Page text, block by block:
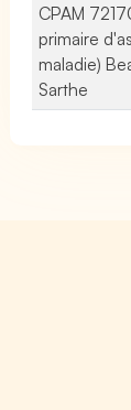
CPAM
primaire
maladie)
Sarthe